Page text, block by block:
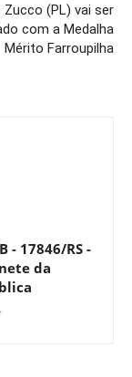
Zucco (PL) vai ser
com a Medalha
Mérito Farroupilha
- 17846/RS -
da